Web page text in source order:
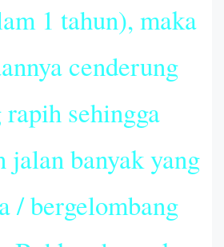
1 tahun), maka
cenderung
sehingga
jalan banyak yang
/ bergelombang